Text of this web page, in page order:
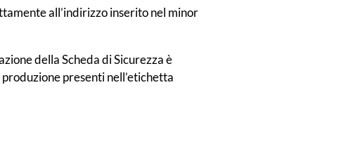
all’indirizzo inserito nel minor
della Scheda di Sicurezza è
presenti nell’etichetta